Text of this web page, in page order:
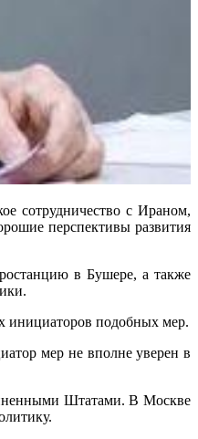
с Ираном,
перспективы развития
в Бушере, а также
инициаторов подобных мер.
мер не вполне уверен в
Штатами. В Москве